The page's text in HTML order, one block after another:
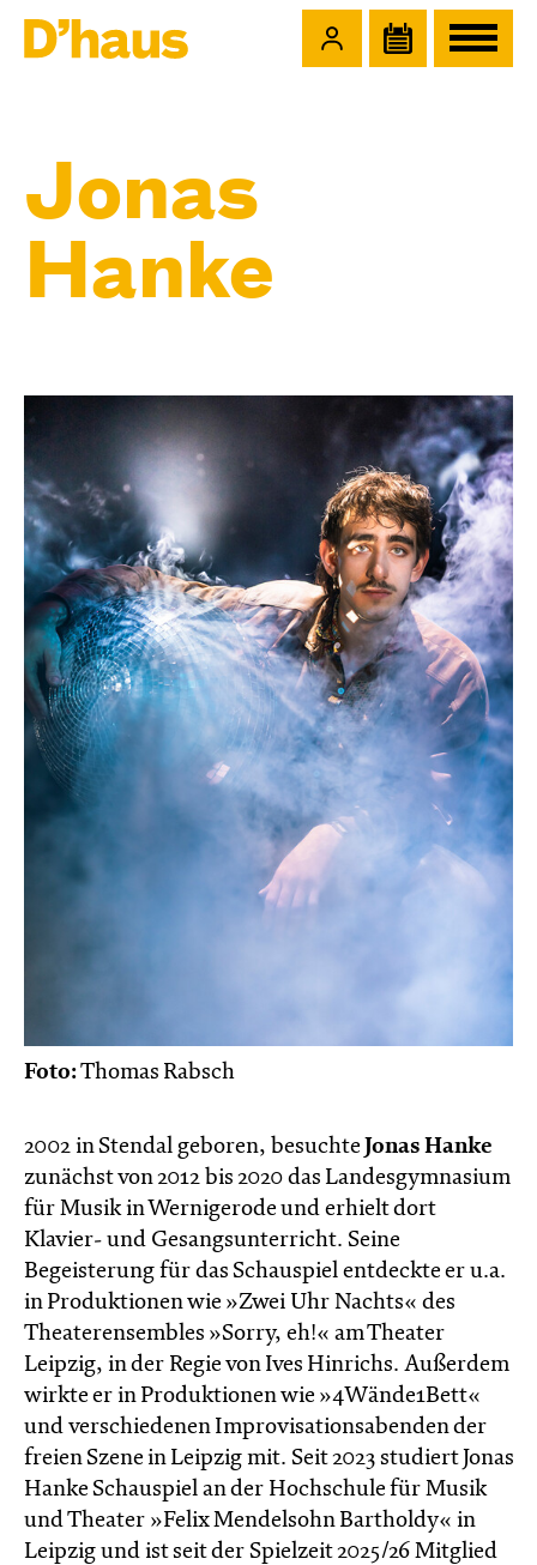
Jonas
Hanke
Foto:Thomas Rabsch
2002 in Stendal geboren, besuchte Jonas Hanke
zunächst von 2012 bis 2020 das Landesgymnasium
für Musik in Wernigerode und erhielt dort
Klavier- und Gesangsunterricht. Seine
Begeisterung für das Schauspiel entdeckte er u.a.
in Produktionen wie »Zwei Uhr Nachts« des
Theaterensembles »Sorry, eh!« am Theater
Leipzig, in der Regie von Ives Hinrichs. Außerdem
wirkte er in Produktionen wie »4Wände1Bett«
und verschiedenen Improvisationsabenden der
freien Szene in Leipzig mit. Seit 2023 studiert Jonas
Hanke Schauspiel an der Hochschule für Musik
und Theater »Felix Mendelsohn Bartholdy« in
Leipzig und ist seit der Spielzeit 2025/26 Mitglied